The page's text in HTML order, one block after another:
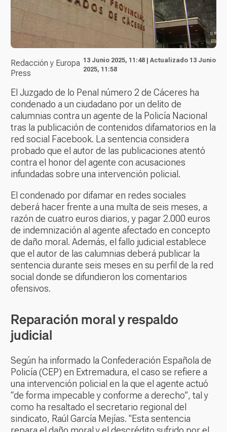
Redacción y Europa
Press
13 Junio 2025, 11:48 | Actualizado 13 Junio
2025, 11:58
El Juzgado de lo Penal número 2 de Cáceres ha
condenado a un ciudadano por un delito de
calumnias contra un agente de la Policía Nacional
tras la publicación de contenidos difamatorios en la
red social Facebook. La sentencia considera
probado que el autor de las publicaciones atentó
contra el honor del agente con acusaciones
infundadas sobre una intervención policial.
El condenado por difamar en redes sociales
deberá hacer frente a una multa de seis meses, a
razón de cuatro euros diarios, y pagar 2.000 euros
de indemnización al agente afectado en concepto
de daño moral. Además, el fallo judicial establece
que el autor de las calumnias deberá publicar la
sentencia durante seis meses en su perfil de la red
social donde se difundieron los comentarios
ofensivos.
Reparación moral y respaldo
judicial
Según ha informado la Confederación Española de
Policía (CEP) en Extremadura, el caso se refiere a
una intervención policial en la que el agente actuó
“de forma impecable y conforme a derecho”, tal y
como ha resaltado el secretario regional del
sindicato, Raúl García Mejías. "Esta sentencia